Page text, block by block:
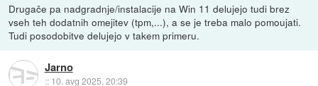
Drugače pa nadgradnje/instalacije na Win 11 delujejo tudi brez
vseh teh dodatnih omejitev (tpm,...), a se je treba malo pomoujati.
Tudi posodobitve delujejo v takem primeru.
Jarno
:: 10. avg 2025, 20:39